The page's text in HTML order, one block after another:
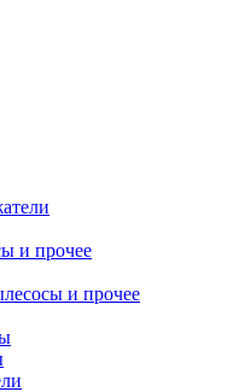
и прочее
и прочее